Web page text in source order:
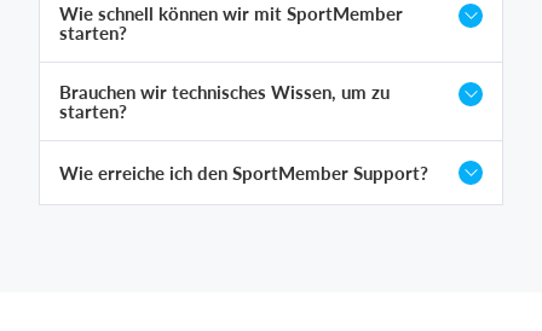
Wie schnell können wir mit SportMember
starten?
Brauchen wir technisches Wissen, um zu
starten?
Wie erreiche ich den SportMember Support?